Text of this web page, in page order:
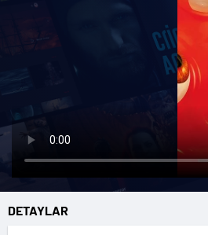
DETAYLAR